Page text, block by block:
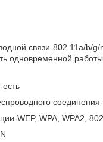
связи-802.11a/b/g/
одновременной
WEP, WPA, WPA2,